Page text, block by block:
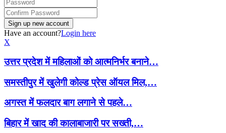
Have an account?Login here
X
उत्तर प्रदेश में महिलाओं को आत्मनिर्भर बनाने…
समस्तीपुर में खुलेगी कोल्ड प्रेस ऑयल मिल,…
अगस्त में फलदार बाग लगाने से पहले…
बिहार में खाद की कालाबाजारी पर सख्ती,…